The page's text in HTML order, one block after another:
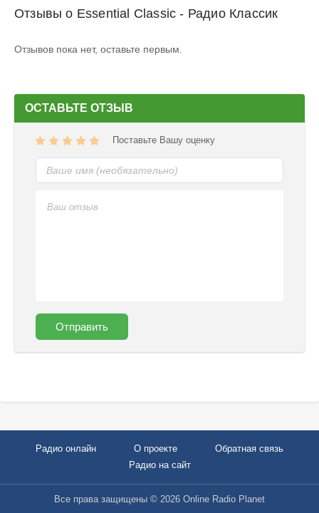
Отзывы о Essential Classic - Радио Классик
Отзывов пока нет, оставьте первым.
ОСТАВЬТЕ ОТЗЫВ
Поставьте Вашу оценку
Отправить
Радио онлайн О проекте
Обратная связь
Радио на сайт
Все права защищены © 2026 Online Radio Planet